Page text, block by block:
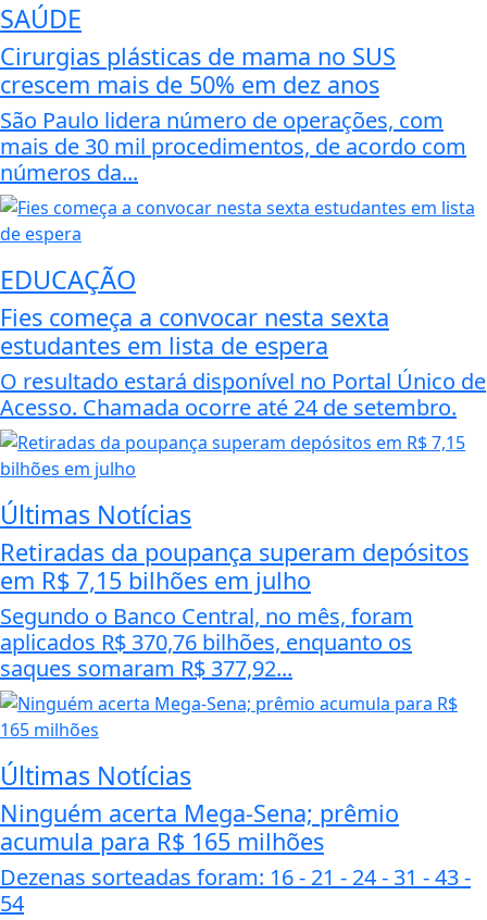
SAÚDE
Cirurgias plásticas de mama no SUS
crescem mais de 50% em dez anos
São Paulo lidera número de operações, com
mais de 30 mil procedimentos, de acordo com
números da...
EDUCAÇÃO
Fies começa a convocar nesta sexta
estudantes em lista de espera
O resultado estará disponível no Portal Único de
Acesso. Chamada ocorre até 24 de setembro.
Últimas Notícias
Retiradas da poupança superam depósitos
em R$ 7,15 bilhões em julho
Segundo o Banco Central, no mês, foram
aplicados R$ 370,76 bilhões, enquanto os
saques somaram R$ 377,92...
Últimas Notícias
Ninguém acerta Mega-Sena; prêmio
acumula para R$ 165 milhões
Dezenas sorteadas foram: 16 - 21 - 24 - 31 - 43 -
54